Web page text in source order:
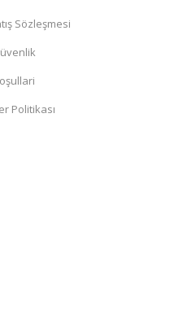
Sözleşmesi
Politikası